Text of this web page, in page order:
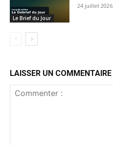
Le Brief du Jour
24 juillet 2026
LAISSER UN COMMENTAIRE